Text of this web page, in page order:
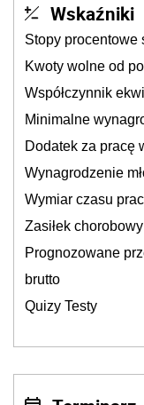
Wskaźniki
Stopy procentowe
Kwoty wolne od
Współczynnik
Minimalne
Dodatek za pracę
Wynagrodzenie
Wymiar czasu
Zasiłek chorobowy
Prognozowane
brutto
Quizy Testy